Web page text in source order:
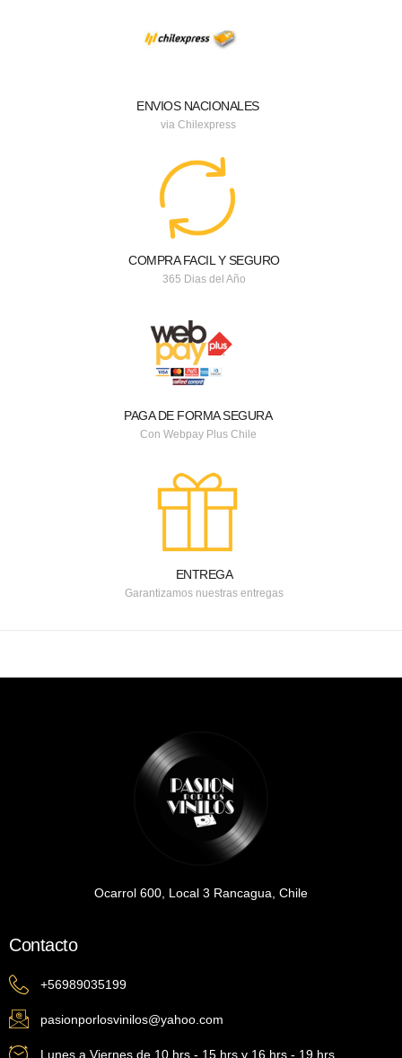
ENVIOS NACIONALES
via Chilexpress
COMPRA FACIL Y SEGURO
365 Dias del Año
PAGA DE FORMA SEGURA
Con Webpay Plus Chile
ENTREGA
Garantizamos nuestras entregas
Ocarrol 600, Local 3 Rancagua, Chile
Contacto
+56989035199
pasionporlosvinilos@yahoo.com
Lunes a Viernes de 10 hrs - 15 hrs y 16 hrs - 19 hrs